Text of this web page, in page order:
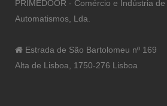
PRIMEDOOR - Comércio e Indústria
Automatismos, Lda.
Estrada de São Bartolomeu nº 169
Alta de Lisboa, 1750-276 Lisboa